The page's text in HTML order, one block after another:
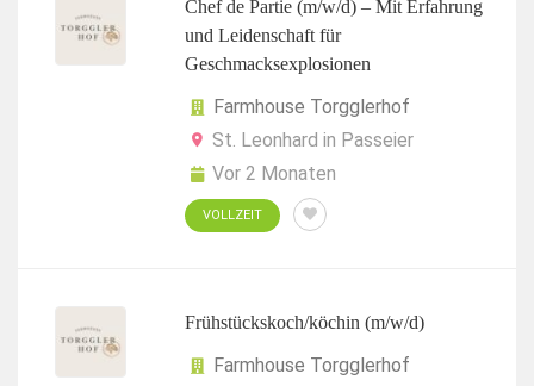
Chef de Partie (m/w/d) – Mit Erfahrung
und Leidenschaft für
Geschmacksexplosionen
Farmhouse Torgglerhof
St. Leonhard in Passeier
Vor 2 Monaten
VOLLZEIT
Frühstückskoch/köchin (m/w/d)
Farmhouse Torgglerhof